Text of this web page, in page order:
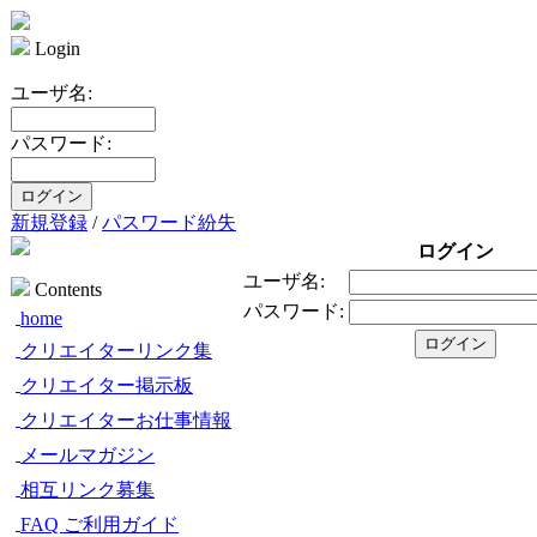
Login
ユーザ名:
パスワード:
新規登録 /パスワード紛失
Contents
home
クリエイターリンク集
クリエイター掲示板
クリエイターお仕事情報
メールマガジン
相互リンク募集
FAQ ご利用ガイド
ログイン
ユーザ名:
パスワード: